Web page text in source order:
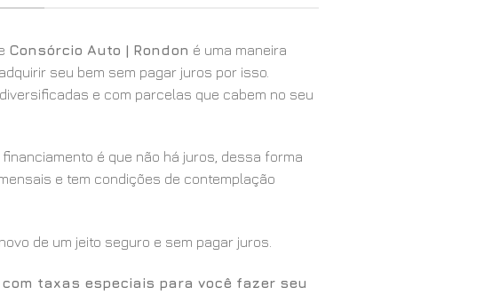
Consórcio Auto | Rondon é uma maneira
seu bem sem pagar juros por isso.
e com parcelas que cabem no seu
é que não há juros, dessa forma
e tem condições de contemplação
de um jeito seguro e sem pagar juros.
taxas especiais para você fazer seu